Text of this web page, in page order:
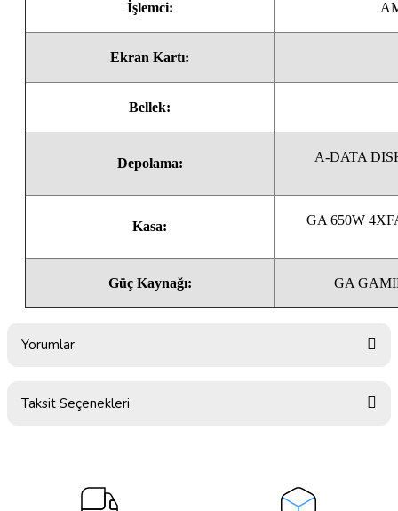
İşlemci:
Ekran Kartı:
Bellek:
Depolama: A-DATA
Kasa: GA 650W
Güç Kaynağı: GA
Yorumlar
Taksit Seçenekleri